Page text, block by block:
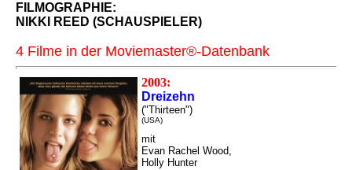
FILMOGRAPHIE:
NIKKI REED (SCHAUSPIELER)
4 Filme in der Moviemaster®-Datenbank
2003:
Dreizehn
("Thirteen")
(USA)
mit
Evan Rachel Wood,
Holly Hunter